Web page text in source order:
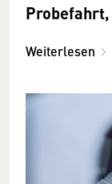
Weiterlesen